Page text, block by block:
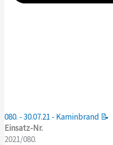
080. - 30.07.21 - Kaminbrand 📝
Einsatz-Nr.
2021/080.